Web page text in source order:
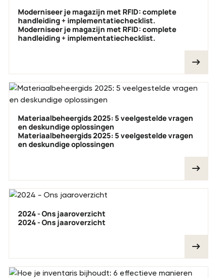
Moderniseer je magazijn met RFID: complete
handleiding + implementatiechecklist.
Moderniseer je magazijn met RFID: complete
handleiding + implementatiechecklist.
Materiaalbeheergids 2025: 5 veelgestelde vragen
en deskundige oplossingen
Materiaalbeheergids 2025: 5 veelgestelde vragen
en deskundige oplossingen
2024 - Ons jaaroverzicht
2024 - Ons jaaroverzicht